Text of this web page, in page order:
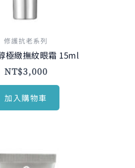
修護抗老系列
極緻撫紋眼霜 15ml
NT$3,000
加入購物車